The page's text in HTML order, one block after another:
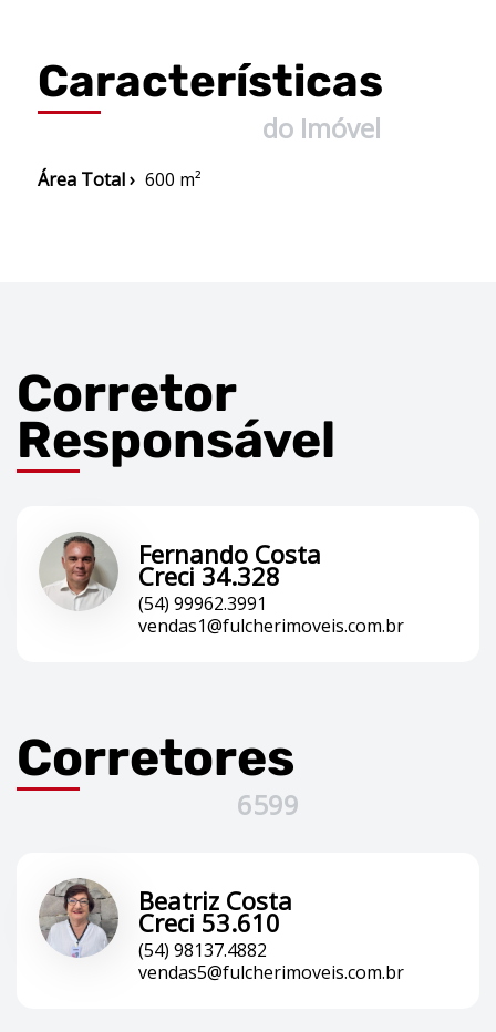
Características
do Imóvel
Área Total › 600 m²
Corretor
Responsável
Fernando Costa
Creci 34.328
(54) 99962.3991
vendas1@fulcherimoveis.com.br
Corretores
6599
Beatriz Costa
Creci 53.610
(54) 98137.4882
vendas5@fulcherimoveis.com.br